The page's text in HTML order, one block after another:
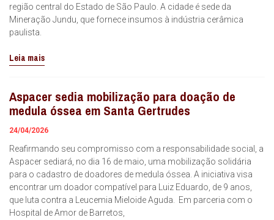
região central do Estado de São Paulo. A cidade é sede da
Mineração Jundu, que fornece insumos à indústria cerâmica
paulista.
Leia mais
Aspacer sedia mobilização para doação de
medula óssea em Santa Gertrudes
24/04/2026
Reafirmando seu compromisso com a responsabilidade social, a
Aspacer sediará, no dia 16 de maio, uma mobilização solidária
para o cadastro de doadores de medula óssea. A iniciativa visa
encontrar um doador compatível para Luiz Eduardo, de 9 anos,
que luta contra a Leucemia Mieloide Aguda. Em parceria com o
Hospital de Amor de Barretos,